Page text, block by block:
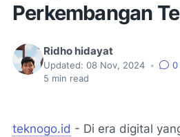
Perkembangan
Ridho hidayat
Updated: 08 Nov, 2024 •
0
5 min read
teknogo.id - Di era digital